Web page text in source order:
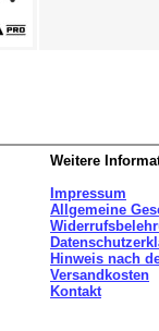
Weitere
Impressum
Allgemeine
Hinweis nach
Versandkosten
Kontakt